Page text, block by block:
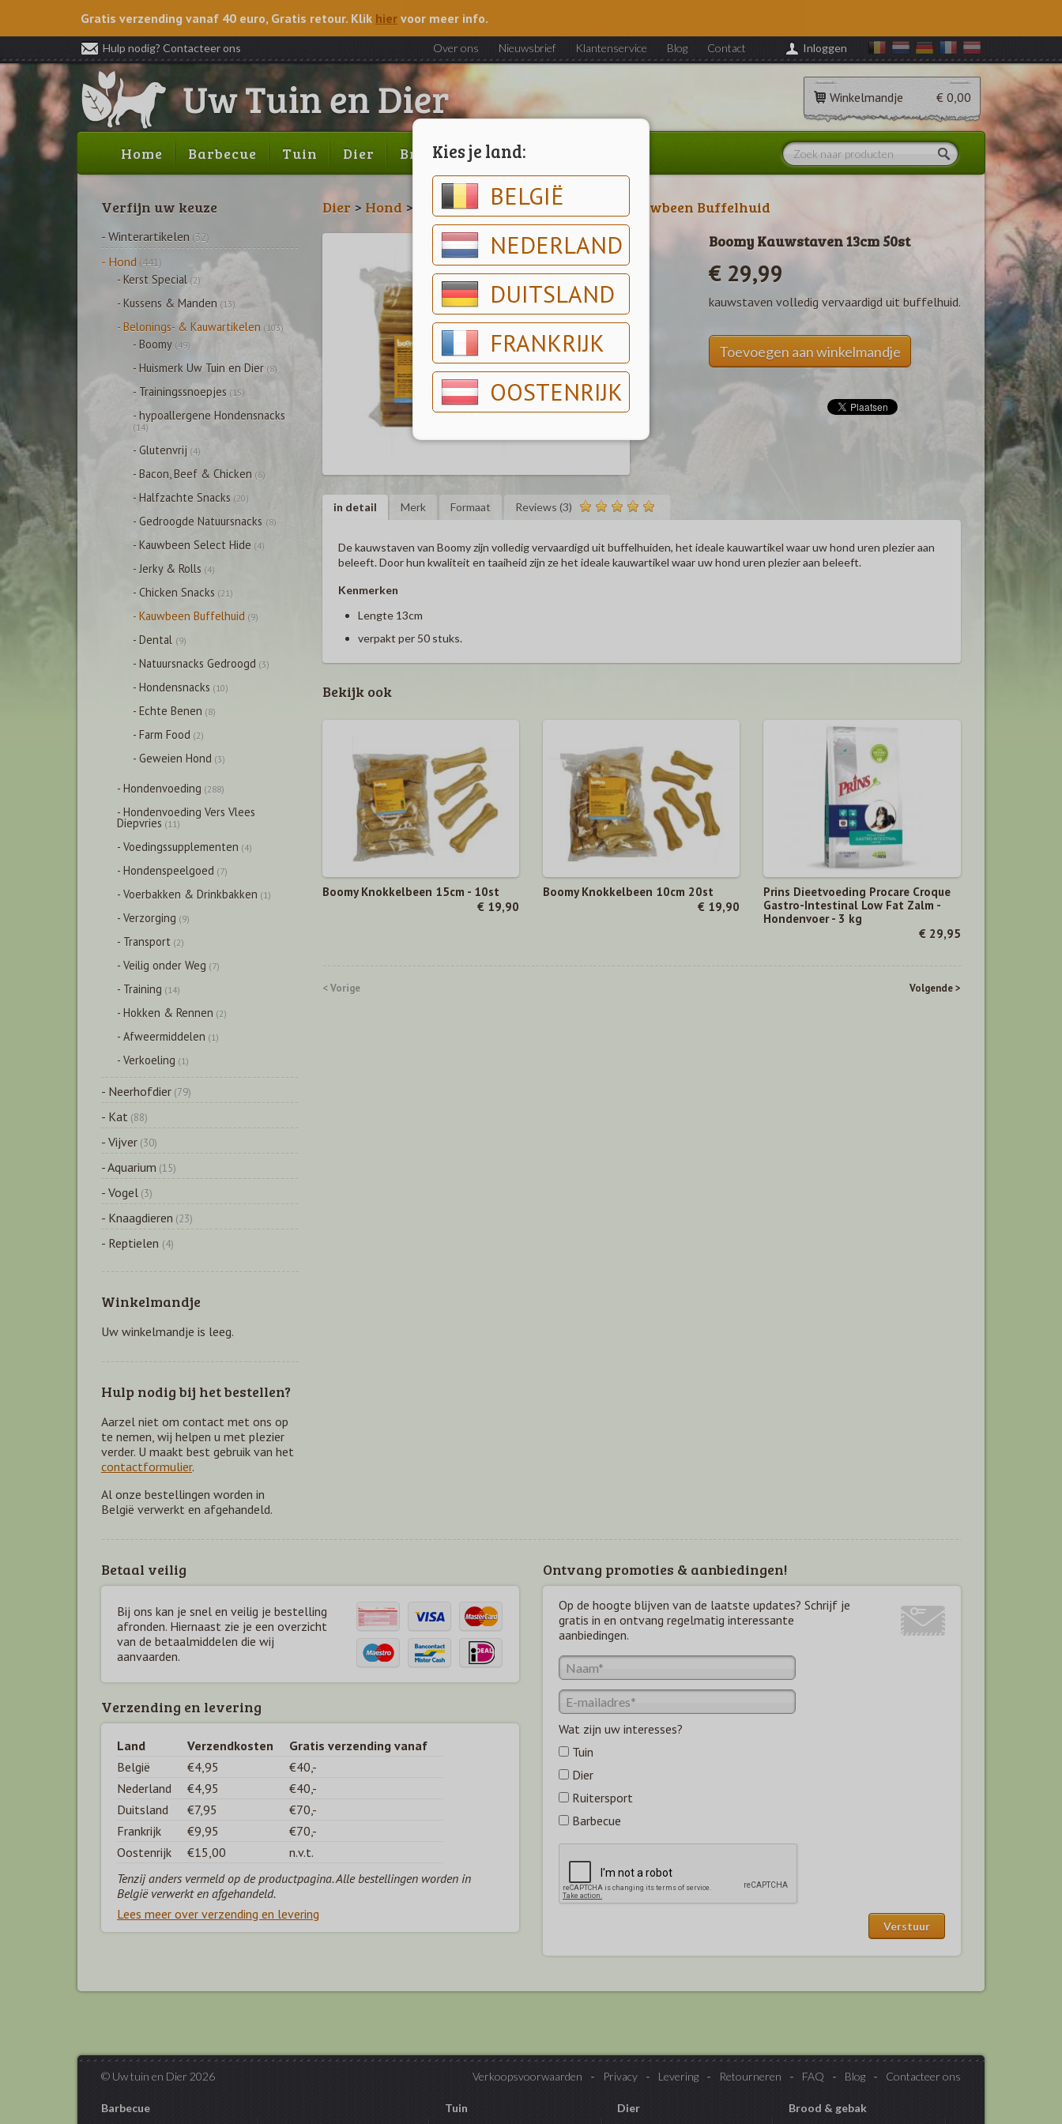
Kies je land:
BELGIË
NEDERLAND
DUITSLAND
FRANKRIJK
OOSTENRIJK
Gratis verzending vanaf 40 euro, Gratis retour. Klik hier voor meer info.
Hulp nodig? Contacteer ons Over ons Nieuwsbrief Klantenservice Blog Contact Inloggen
Winkelmandje € 0,00
Home Barbecue Tuin Dier Brood & gebak
Dier > Hond > Belonings- & Kauwartikelen
Kauwbeen Buffelhuid
Boomy Kauwstaven 13cm 50st
€ 29,99
kauwstaven volledig vervaardigd uit buffelhuid.
Toevoegen aan winkelmandje
in detail Merk Formaat Reviews (3)
De kauwstaven van Boomy zijn volledig vervaardigd uit buffelhuiden, het ideale kauwartikel waar uw hond uren plezier aan
beleeft. Door hun kwaliteit en taaiheid zijn ze het ideale kauwartikel waar uw hond uren plezier aan beleeft.
Kenmerken
Lengte 13cm
verpakt per 50 stuks.
Bekijk ook
Boomy Knokkelbeen 15cm - 10st
€ 19,90
Boomy Knokkelbeen 10cm 20st
€ 19,90
Prins Dieetvoeding Procare Croque
Gastro-Intestinal Low Fat Zalm -
Hondenvoer - 3 kg
€ 29,95
< Vorige Volgende >
Verfijn uw keuze
- Winterartikelen (32)
- Hond (441)
- Kerst Special (2)
- Kussens & Manden (13)
- Belonings- & Kauwartikelen (103)
- Boomy (49)
- Huismerk Uw Tuin en Dier (8)
- Trainingssnoepjes (15)
- hypoallergene Hondensnacks
(14)
- Glutenvrij (4)
- Bacon, Beef & Chicken (6)
- Halfzachte Snacks (20)
- Gedroogde Natuursnacks (8)
- Kauwbeen Select Hide (4)
- Jerky & Rolls (4)
- Chicken Snacks (21)
- Kauwbeen Buffelhuid (9)
- Dental (9)
- Natuursnacks Gedroogd (3)
- Hondensnacks (10)
- Echte Benen (8)
- Farm Food (2)
- Geweien Hond (3)
- Hondenvoeding (288)
- Hondenvoeding Vers Vlees
Diepvries (11)
- Voedingssupplementen (4)
- Hondenspeelgoed (7)
- Voerbakken & Drinkbakken (1)
- Verzorging (9)
- Transport (2)
- Veilig onder Weg (7)
- Training (14)
- Hokken & Rennen (2)
- Afweermiddelen (1)
- Verkoeling (1)
- Neerhofdier (79)
- Kat (88)
- Vijver (30)
- Aquarium (15)
- Vogel (3)
- Knaagdieren (23)
- Reptielen (4)
Winkelmandje
Uw winkelmandje is leeg.
Hulp nodig bij het bestellen?
Aarzel niet om contact met ons op
te nemen, wij helpen u met plezier
verder. U maakt best gebruik van het
contactformulier.
Al onze bestellingen worden in
België verwerkt en afgehandeld.
Betaal veilig
Bij ons kan je snel en veilig je bestelling
afronden. Hiernaast zie je een overzicht
van de betaalmiddelen die wij
aanvaarden.
Ontvang promoties & aanbiedingen!
Op de hoogte blijven van de laatste updates? Schrijf je
gratis in en ontvang regelmatig interessante
aanbiedingen.
Wat zijn uw interesses?
Tuin
Dier
Ruitersport
Barbecue
Verzending en levering
Land Verzendkosten
Gratis verzending vanaf
België
€4,95
€40,-
Nederland
€4,95
€40,-
Duitsland
€7,95
€70,-
Frankrijk
€9,95
€70,-
Oostenrijk
€15,00
n.v.t.
Tenzij anders vermeld op de productpagina. Alle bestellingen worden in
België verwerkt en afgehandeld.
Lees meer over verzending en levering
© Uw tuin en Dier 2026 Verkoopsvoorwaarden Privacy Levering Retourneren FAQ Blog Contacteer ons
Barbecue
Tuin
Dier
Brood & gebak